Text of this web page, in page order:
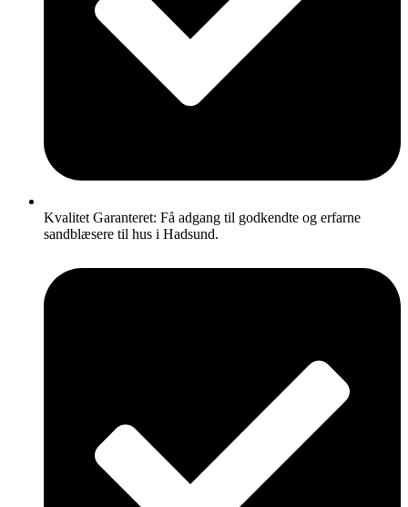
Kvalitet Garanteret: Få adgang til godkendte og erfarne
sandblæsere til hus i Hadsund.